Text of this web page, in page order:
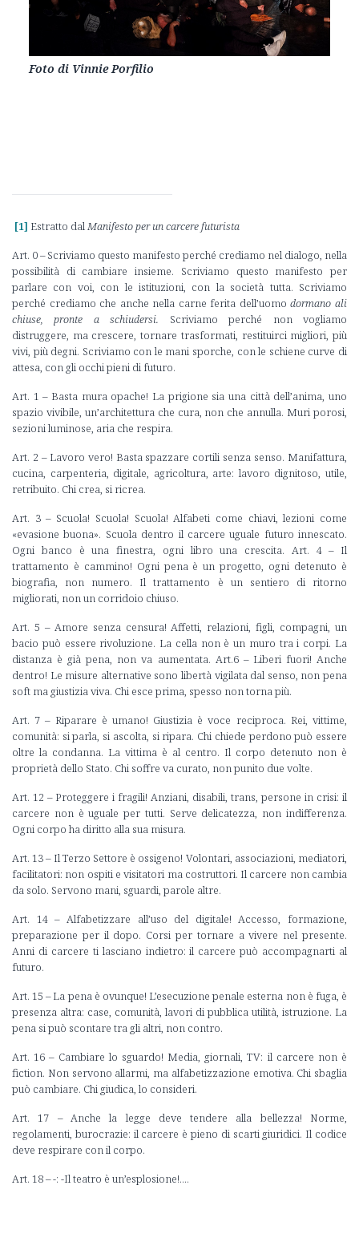
Foto di Vinnie Porfilio
[1] Estratto dalManifesto per un carcere futurista
Art. 0 – Scriviamo questo manifesto perché crediamo nel dialogo, nella
possibilità di cambiare insieme. Scriviamo questo manifesto per
parlare con voi, con le istituzioni, con la società tutta. Scriviamo
perché crediamo che anche nella carne ferita dell’uomodormano ali
chiuse, pronte a schiudersi. Scriviamo perché non vogliamo
distruggere, ma crescere, tornare trasformati, restituirci migliori, più
vivi, più degni. Scriviamo con le mani sporche, con le schiene curve di
attesa, con gli occhi pieni di futuro.
Art. 1 – Basta mura opache! La prigione sia una città dell’anima, uno
spazio vivibile, un’architettura che cura, non che annulla. Muri porosi,
sezioni luminose, aria che respira.
Art. 2 – Lavoro vero! Basta spazzare cortili senza senso. Manifattura,
cucina, carpenteria, digitale, agricoltura, arte: lavoro dignitoso, utile,
retribuito. Chi crea, si ricrea.
Art. 3 – Scuola! Scuola! Scuola! Alfabeti come chiavi, lezioni come
«evasione buona». Scuola dentro il carcere uguale futuro innescato.
Ogni banco è una finestra, ogni libro una crescita. Art. 4 – Il
trattamento è cammino! Ogni pena è un progetto, ogni detenuto è
biografia, non numero. Il trattamento è un sentiero di ritorno
migliorati, non un corridoio chiuso.
Art. 5 – Amore senza censura! Affetti, relazioni, figli, compagni, un
bacio può essere rivoluzione. La cella non è un muro tra i corpi. La
distanza è già pena, non va aumentata. Art.6 – Liberi fuori! Anche
dentro! Le misure alternative sono libertà vigilata dal senso, non pena
soft ma giustizia viva. Chi esce prima, spesso non torna più.
Art. 7 – Riparare è umano! Giustizia è voce reciproca. Rei, vittime,
comunità: si parla, si ascolta, si ripara. Chi chiede perdono può essere
oltre la condanna. La vittima è al centro. Il corpo detenuto non è
proprietà dello Stato. Chi soffre va curato, non punito due volte.
Art. 12 – Proteggere i fragili! Anziani, disabili, trans, persone in crisi: il
carcere non è uguale per tutti. Serve delicatezza, non indifferenza.
Ogni corpo ha diritto alla sua misura.
Art. 13 – Il Terzo Settore è ossigeno! Volontari, associazioni, mediatori,
facilitatori: non ospiti e visitatori ma costruttori. Il carcere non cambia
da solo. Servono mani, sguardi, parole altre.
Art. 14 – Alfabetizzare all’uso del digitale! Accesso, formazione,
preparazione per il dopo. Corsi per tornare a vivere nel presente.
Anni di carcere ti lasciano indietro: il carcere può accompagnarti al
futuro.
Art. 15 – La pena è ovunque! L’esecuzione penale esterna non è fuga, è
presenza altra: case, comunità, lavori di pubblica utilità, istruzione. La
pena si può scontare tra gli altri, non contro.
Art. 16 – Cambiare lo sguardo! Media, giornali, TV: il carcere non è
fiction. Non servono allarmi, ma alfabetizzazione emotiva. Chi sbaglia
può cambiare. Chi giudica, lo consideri.
Art. 17 – Anche la legge deve tendere alla bellezza! Norme,
regolamenti, burocrazie: il carcere è pieno di scarti giuridici. Il codice
deve respirare con il corpo.
Art. 18 – -: -Il teatro è un’esplosione!....